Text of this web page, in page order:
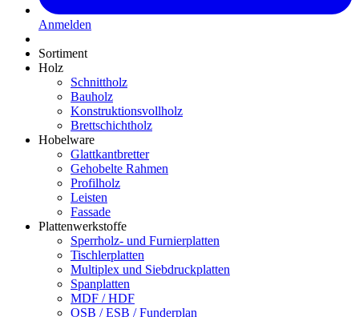
Anmelden
Sortiment
Holz
Schnittholz
Bauholz
Konstruktionsvollholz
Brettschichtholz
Hobelware
Glattkantbretter
Gehobelte Rahmen
Profilholz
Leisten
Fassade
Plattenwerkstoffe
Sperrholz- und Furnierplatten
Tischlerplatten
Multiplex und Siebdruckplatten
Spanplatten
MDF / HDF
OSB / ESB / Funderplan